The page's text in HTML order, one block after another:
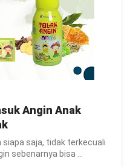
Angin Anak
saja, tidak terkecuali
sebenarnya bisa ...